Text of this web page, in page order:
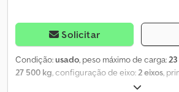
Solicitar
Condição:usado, peso máximo de carga:
27 500 kg, configuração de eixo:2 eixos,
, comprimento do espaço de carga: